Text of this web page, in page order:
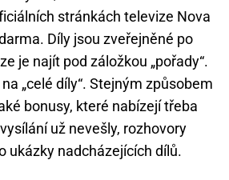
stránkách televize Nova
Díly jsou zveřejněné po
je najít pod záložkou „pořady“.
„celé díly“. Stejným způsobem
bonusy, které nabízejí třeba
už nevešly, rozhovory
ukázky nadcházejících dílů.